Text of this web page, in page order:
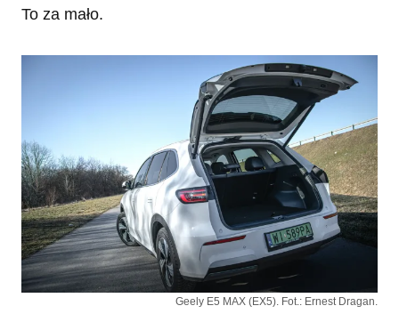
To za mało.
Geely E5 MAX (EX5). Fot.: Ernest Dragan.